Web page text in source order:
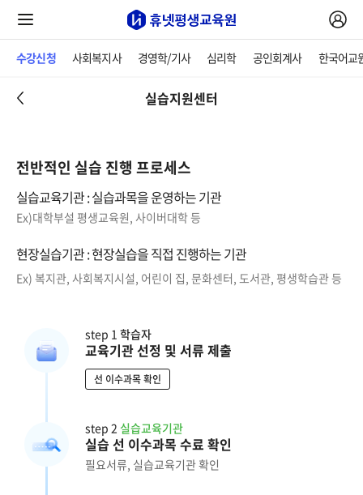
수강신청 사회복지사 경영학/기사 심리학 공인회계사 한국어교
실습지원센터
전반적인 실습 진행 프로세스
실습교육기관 : 실습과목을 운영하는 기관
Ex)대학부설 평생교육원, 사이버대학 등
현장실습기관 : 현장실습을 직접 진행하는 기관
Ex) 복지관, 사회복지시설, 어린이 집, 문화센터, 도서관, 평생학습관 등
step 1 학습자
교육기관 선정 및 서류 제출
선 이수과목 확인
step 2 실습교육기관
실습 선 이수과목 수료 확인
필요서류, 실습교육기관 확인